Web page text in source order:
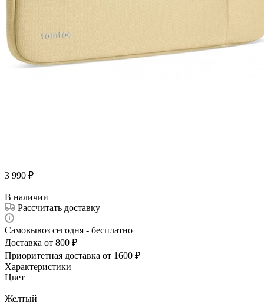
3 990 ₽
В наличии
Рассчитать доставку
Самовывоз сегодня - бесплатно
Доставка от 800 ₽
Приоритетная доставка от 1600 ₽
Характеристики
Цвет
—
Желтый